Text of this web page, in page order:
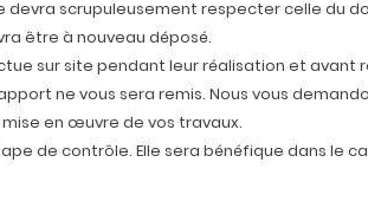
scrupuleusement respecter celle du
être à nouveau déposé.
sur site pendant leur réalisation et
ne vous sera remis. Nous vous
en œuvre de vos travaux.
de contrôle. Elle sera bénéfique dans le